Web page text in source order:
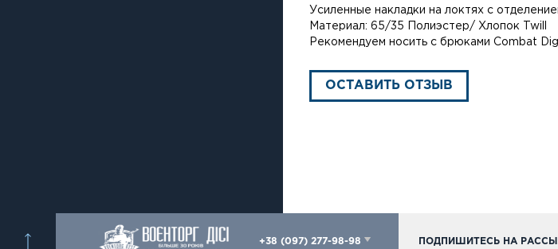
Усиленные накладки на локтях с
Материал: 65/35 Полиэстер/ Хлопок Twill
Рекомендуем носить с брюками Combat
ОСТАВИТЬ ОТЗЫВ
+38 (097) 277-98-98 ПОДПИШИТЕСЬ НА